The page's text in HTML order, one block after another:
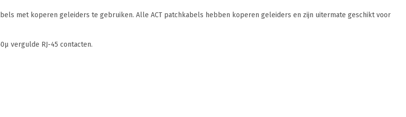
met koperen geleiders te gebruiken. Alle ACT patchkabels hebben koperen geleiders en zijn uitermate geschikt voor
vergulde RJ-45 contacten.